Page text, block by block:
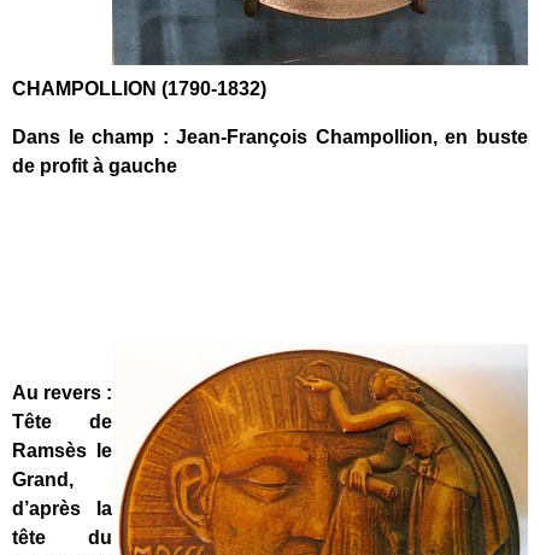
CHAMPOLLION (1790-1832)
Dans le champ : Jean-François Champollion, en buste
de profit à gauche
Au revers :
Tête de
Ramsès le
Grand,
d’après la
tête du